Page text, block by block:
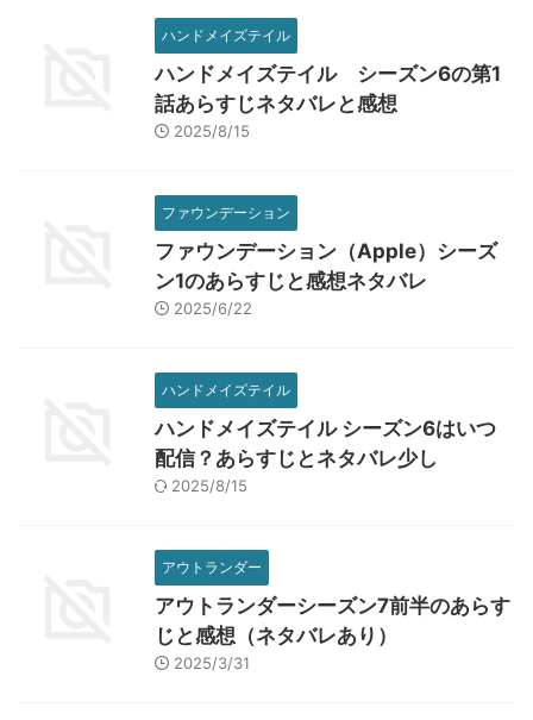
ハンドメイズテイル
ハンドメイズテイル シーズン6の第1
話あらすじネタバレと感想
2025/8/15
ファウンデーション
ファウンデーション（Apple）シーズ
ン1のあらすじと感想ネタバレ
2025/6/22
ハンドメイズテイル
ハンドメイズテイル シーズン6はいつ
配信？あらすじとネタバレ少し
2025/8/15
アウトランダー
アウトランダーシーズン7前半のあらす
じと感想（ネタバレあり）
2025/3/31